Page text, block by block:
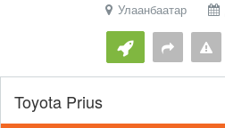
Улаанбаатар
Toyota Prius